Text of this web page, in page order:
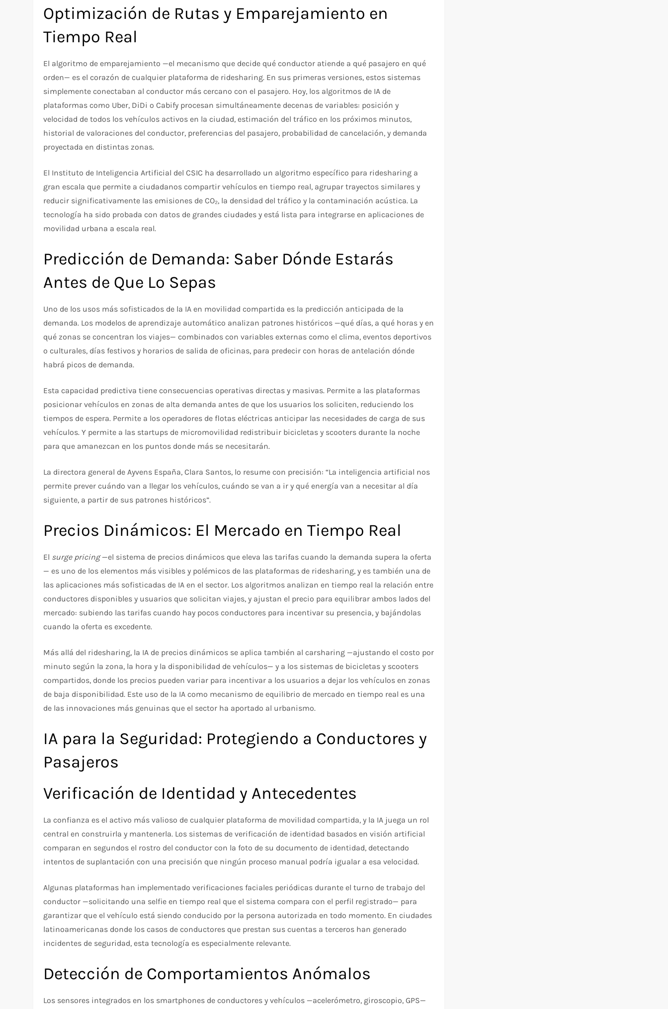
Optimización de Rutas y Emparejamiento en
Tiempo Real
El algoritmo de emparejamiento —el mecanismo que decide qué conductor atiende a qué pasajero en qué
orden— es el corazón de cualquier plataforma de ridesharing. En sus primeras versiones, estos sistemas
simplemente conectaban al conductor más cercano con el pasajero. Hoy, los algoritmos de IA de
plataformas como Uber, DiDi o Cabify procesan simultáneamente decenas de variables: posición y
velocidad de todos los vehículos activos en la ciudad, estimación del tráfico en los próximos minutos,
historial de valoraciones del conductor, preferencias del pasajero, probabilidad de cancelación, y demanda
proyectada en distintas zonas.
El Instituto de Inteligencia Artificial del CSIC ha desarrollado un algoritmo específico para ridesharing a
gran escala que permite a ciudadanos compartir vehículos en tiempo real, agrupar trayectos similares y
reducir significativamente las emisiones de CO₂, la densidad del tráfico y la contaminación acústica. La
tecnología ha sido probada con datos de grandes ciudades y está lista para integrarse en aplicaciones de
movilidad urbana a escala real.
Predicción de Demanda: Saber Dónde Estarás
Antes de Que Lo Sepas
Uno de los usos más sofisticados de la IA en movilidad compartida es la predicción anticipada de la
demanda. Los modelos de aprendizaje automático analizan patrones históricos —qué días, a qué horas y en
qué zonas se concentran los viajes— combinados con variables externas como el clima, eventos deportivos
o culturales, días festivos y horarios de salida de oficinas, para predecir con horas de antelación dónde
habrá picos de demanda.
Esta capacidad predictiva tiene consecuencias operativas directas y masivas. Permite a las plataformas
posicionar vehículos en zonas de alta demanda antes de que los usuarios los soliciten, reduciendo los
tiempos de espera. Permite a los operadores de flotas eléctricas anticipar las necesidades de carga de sus
vehículos. Y permite a las startups de micromovilidad redistribuir bicicletas y scooters durante la noche
para que amanezcan en los puntos donde más se necesitarán.
La directora general de Ayvens España, Clara Santos, lo resume con precisión: “La inteligencia artificial nos
permite prever cuándo van a llegar los vehículos, cuándo se van a ir y qué energía van a necesitar al día
siguiente, a partir de sus patrones históricos”.
Precios Dinámicos: El Mercado en Tiempo Real
El surge pricing—el sistema de precios dinámicos que eleva las tarifas cuando la demanda supera la oferta
— es uno de los elementos más visibles y polémicos de las plataformas de ridesharing, y es también una de
las aplicaciones más sofisticadas de IA en el sector. Los algoritmos analizan en tiempo real la relación entre
conductores disponibles y usuarios que solicitan viajes, y ajustan el precio para equilibrar ambos lados del
mercado: subiendo las tarifas cuando hay pocos conductores para incentivar su presencia, y bajándolas
cuando la oferta es excedente.
Más allá del ridesharing, la IA de precios dinámicos se aplica también al carsharing —ajustando el costo por
minuto según la zona, la hora y la disponibilidad de vehículos— y a los sistemas de bicicletas y scooters
compartidos, donde los precios pueden variar para incentivar a los usuarios a dejar los vehículos en zonas
de baja disponibilidad. Este uso de la IA como mecanismo de equilibrio de mercado en tiempo real es una
de las innovaciones más genuinas que el sector ha aportado al urbanismo.
IA para la Seguridad: Protegiendo a Conductores y
Pasajeros
Verificación de Identidad y Antecedentes
La confianza es el activo más valioso de cualquier plataforma de movilidad compartida, y la IA juega un rol
central en construirla y mantenerla. Los sistemas de verificación de identidad basados en visión artificial
comparan en segundos el rostro del conductor con la foto de su documento de identidad, detectando
intentos de suplantación con una precisión que ningún proceso manual podría igualar a esa velocidad.
Algunas plataformas han implementado verificaciones faciales periódicas durante el turno de trabajo del
conductor —solicitando una selfie en tiempo real que el sistema compara con el perfil registrado— para
garantizar que el vehículo está siendo conducido por la persona autorizada en todo momento. En ciudades
latinoamericanas donde los casos de conductores que prestan sus cuentas a terceros han generado
incidentes de seguridad, esta tecnología es especialmente relevante.
Detección de Comportamientos Anómalos
Los sensores integrados en los smartphones de conductores y vehículos —acelerómetro, giroscopio, GPS—